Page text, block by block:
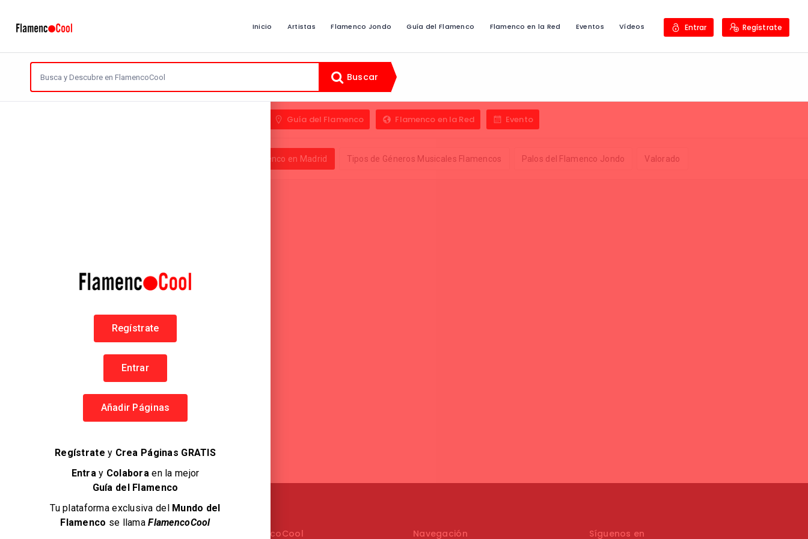
Inicio Artistas Flamenco Jondo Guía del Flamenco Flamenco en la Red Eventos Vídeos Entrar Regístrate
Buscar
Guía del Flamenco Flamenco en la Red Evento
¿De dónde?: Flamenco en Madrid Tipos de Géneros Musicales Flamencos Palos del Flamenco Jondo Valorado
Banda Patax, Flamenco & Fusiones
Flamenco en Madrid
Grupos Musicales
FlamencoCool Navegación Síguenos en
Regístrate
Entrar
Añadir Páginas
Regístrate y Crea Páginas GRATIS
Entray Colabora en la mejor
Guía del Flamenco
Tu plataforma exclusiva del Mundo del
Flamenco se llamaFlamencoCool